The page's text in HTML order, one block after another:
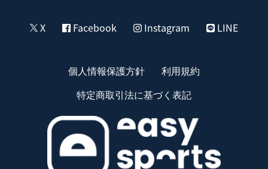
X Facebook Instagram LINE
個人情報保護方針
利用規約
特定商取引法に基づく表記